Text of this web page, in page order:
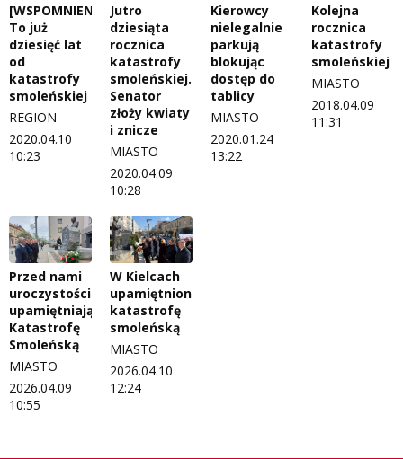
[WSPOMNIENIA]
To już
dziesięć lat
od
katastrofy
smoleńskiej
REGION
2020.04.10
10:23
Jutro
dziesiąta
rocznica
katastrofy
smoleńskiej.
Senator
złoży kwiaty
i znicze
MIASTO
2020.04.09
10:28
Kierowcy
nielegalnie
parkują
blokując
dostęp do
tablicy
MIASTO
2020.01.24
13:22
Kolejna
rocznica
katastrofy
smoleńskiej
MIASTO
2018.04.09
11:31
Przed nami
uroczystości
upamiętniające
Katastrofę
Smoleńską
MIASTO
2026.04.09
10:55
W Kielcach
upamiętniono
katastrofę
smoleńską
MIASTO
2026.04.10
12:24